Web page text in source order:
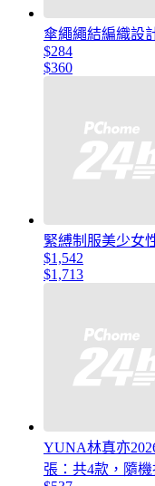
傘繩繩結編織設
$284
$360
緊縛制服美少女
$1,542
$1,713
YUNA林真亦
張：共4款，隨機